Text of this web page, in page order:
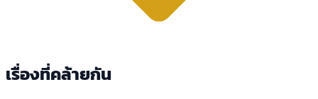
เรื่องที่คล้ายกัน